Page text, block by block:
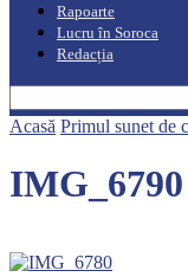
Rapoarte
Lucru în Soroca
Redacția
Acasă Primul sunet de
IMG_6790